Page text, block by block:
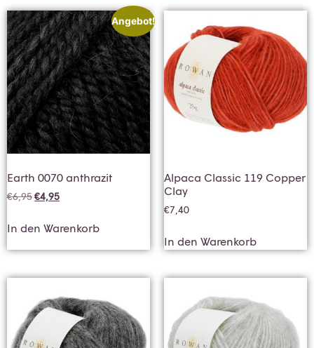
Angebot!
Earth 0070 anthrazit
€6,95€4,95
In den Warenkorb
Alpaca Classic 119 Copper
Clay
€7,40
In den Warenkorb